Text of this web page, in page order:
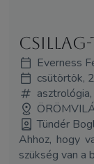
Everness
csütörtök,
Tündér
Ahhoz, hogy
szükség van a